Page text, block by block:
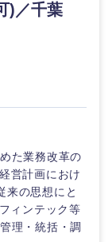
)／千葉
た業務改革の
営計画におけ
来の思想にと
ィンテック等
理・統括・調